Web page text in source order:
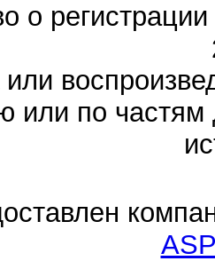
о
или
или по частям